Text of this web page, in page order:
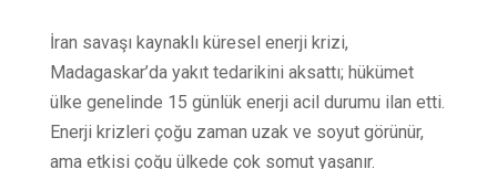
İran savaşı kaynaklı küresel enerji krizi,
Madagaskar’da yakıt tedarikini aksattı; hükümet
ülke genelinde 15 günlük enerji acil durumu ilan etti.
Enerji krizleri çoğu zaman uzak ve soyut görünür,
ama etkisi çoğu ülkede çok somut yaşanır.